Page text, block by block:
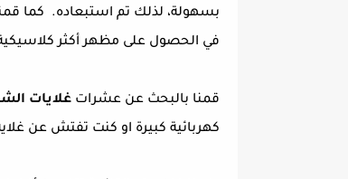
بسهولة، لذلك تم استبعاده. كما
في الحصول على مظهر أكثر كلاسيكية
قمنا بالبحث عن عشرات غلايات
كهربائية كبيرة او كنت تفتش عن